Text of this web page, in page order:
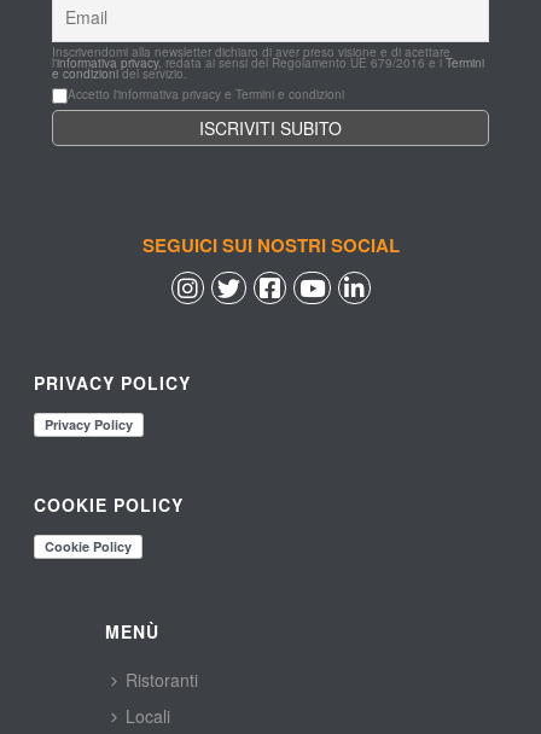
Inscrivendomi alla newsletter dichiaro di aver preso visione e di acettare
l'informativa privacy, redata ai sensi del Regolamento UE 679/2016 e i Termini
e condizioni del servizio.
Accetto l'informativa privacy e Termini e condizioni
SEGUICI SUI NOSTRI SOCIAL
PRIVACY POLICY
COOKIE POLICY
MENÙ
Ristoranti
Locali